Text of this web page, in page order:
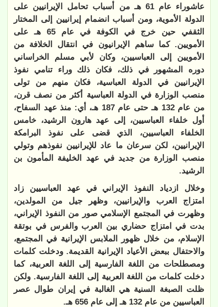
عاشوراء عام 61 هـ من أسباب تحامل الإيرانيين على
الدولة الأموية، ومن أسباب انضمام إيرانيين إلى المختار
الثقفي حين خرج في الكوفة في عام 65 هـ على
الأمويين. كما ساهم الإيرانيون في انتقال الخلافة من
الأمويين إلى العباسيين، وكان لأبي مسلم الخراساني
دوره المشهور في ذلك، فكان ذلك وراء تنامي نفوذ
الإيرانيين في الدولة العباسية، فكان منهم من تولى
منصب الوزارة في الدولة العباسية أكثر من نصف قرن،
من عام 132 هـ حتى عام 187 هـ، أي: منذ عهد السفاح،
أول خلفاء العباسيين، إلى عهد هارون الرشيد، خامس
الخلفاء العباسيين، الذي قضى على نفوذ البرامكة
الإيرانيين، لكن سرعان ما عاد للإيرانيين نفوذهم وتولي
منصب الوزارة من جديد في عهد الخليفة المأمون بن
الرشيد.
وخلال ازدياد النفوذ الإيراني في عهد العباسيين زاد
امتزاج العرب والإيرانيين، وظهر جيل من المولدين،
وظهرت في المجتمع الإسلامي صور من النفوذ الإيراني،
بدت في امتزاج حضاري بين العرب والفرس في بوتقة
الإسلام، من خلال ظهور الملابس الإيرانية في المجتمع،
والاحتفال ببعض الأعياد الإيرانية القديمة. ودخلت كلمات
ومصطلحات من اللغة الفارسية إلى اللغة العربية، كما
دخلت كلمات من اللغة العربية إلى اللغة الفارسية. ولكن
ظلت الصبغة السنية هي الغالبة في إيران طوال عصر
العباسيين من عام 132 هـ إلى عام 656 هـ.